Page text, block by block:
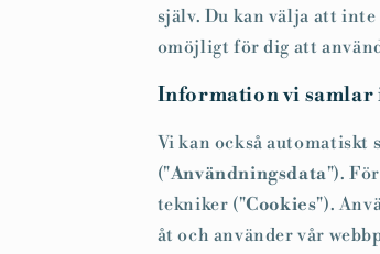
själv. Du kan välja att
omöjligt för dig att
Information vi samlar
Vi kan också
("Användningsdata").
tekniker ("Cookies").
åt och använder vår